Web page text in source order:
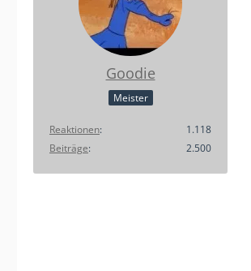
Goodie
Meister
Reaktionen
1.118
Beiträge
2.500